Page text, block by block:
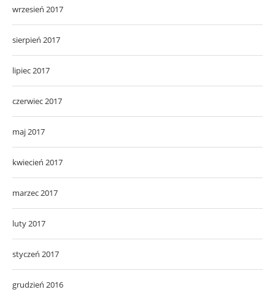
wrzesień 2017
sierpień 2017
lipiec 2017
czerwiec 2017
maj 2017
kwiecień 2017
marzec 2017
luty 2017
styczeń 2017
grudzień 2016